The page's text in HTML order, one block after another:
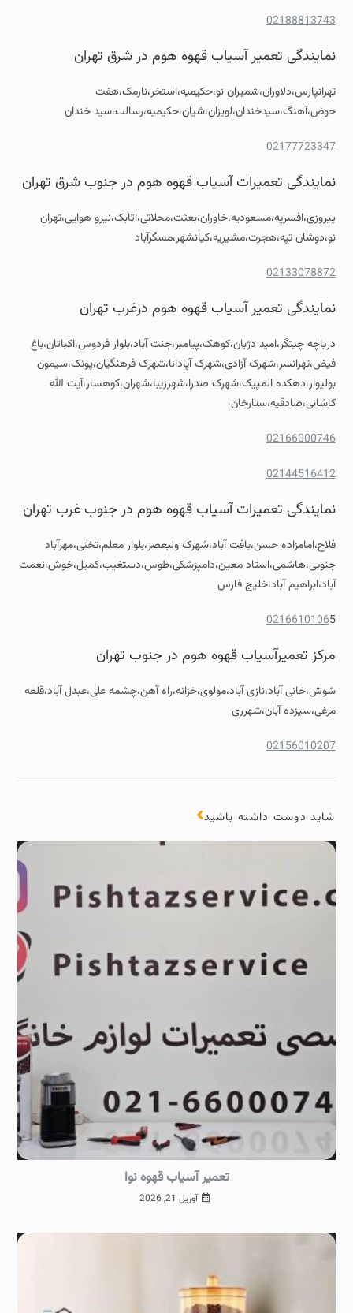
02188813743
نمایندگی تعمیر آسیاب قهوه هوم در شرق تهران
تهرانپارس،دلاوران،شمیران نو،حکیمیه،استخر،نارمک،هفت
حوض،آهنگ،سیدخندان،لویزان،شیان،حکیمیه،رسالت،سید خندان
02177723347
نمایندگی تعمیرات آسیاب قهوه هوم در جنوب شرق تهران
پیروزی،افسریه،مسعودیه،خاوران،بعثت،محلاتی،اتابک،نیرو هوایی،تهران
نو،دوشان تپه،هجرت،مشیریه،کیانشهر،مسگرآباد
02133078872
نمایندگی تعمیر آسیاب قهوه هوم درغرب تهران
دریاچه چیتگر،امید دژبان،کوهک،پیامبر،جنت آباد،بلوار فردوس،اکباتان،باغ
فیض،تهرانسر،شهرک آزادی،شهرک آپادانا،شهرک فرهنگیان،پونک،سیمون
بولیوار،دهکده المپیک،شهرک صدرا،شهرزیبا،شهران،کوهسار،آیت الله
کاشانی،صادقیه،ستارخان
02166000746
02144516412
نمایندگی تعمیرات آسیاب قهوه هوم در جنوب غرب تهران
فلاح،امامزاده حسن،یافت آباد،شهرک ولیعصر،بلوار معلم،تختی،مهرآباد
جنوبی،هاشمی،استاد معین،دامپزشکی،طوس،دستغیب،کمیل،خوش،نعمت
آباد،ابراهیم آباد،خلیج فارس
02166101065
مرکز تعمیرآسیاب قهوه هوم در جنوب تهران
شوش،خانی آباد،نازی آباد،مولوی،خزانه،راه آهن،چشمه علی،عبدل آباد،قلعه
مرغی،سیزده آبان،شهرری
02156010207
شاید دوست داشته باشید
تعمیر آسیاب قهوه نوا
آوریل 21, 2026